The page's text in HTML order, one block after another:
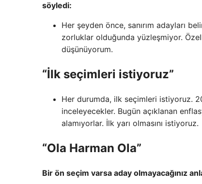
söyledi:
Her şeyden önce, sanırım adayları
zorluklar olduğunda yüzleşmiyor.
düşünüyorum.
“İlk seçimleri istiyoruz”
Her durumda, ilk seçimleri istiyoruz.
inceleyecekler. Bugün açıklanan
alamıyorlar. İlk yarı olmasını istiyoruz.
“Ola Harman Ola”
Bir ön seçim varsa aday olmayacağınız